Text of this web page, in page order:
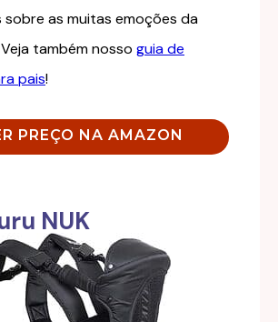
sobre as muitas emoções da
também nosso guia de
pais!
PREÇO NA AMAZON
NUK